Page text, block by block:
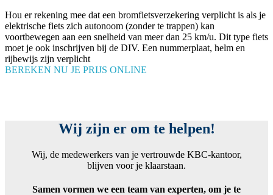
Hou er rekening mee dat een bromfietsverzekering verplicht is als je
elektrische fiets zich autonoom (zonder te trappen) kan
voortbewegen aan een snelheid van meer dan 25 km/u. Dit type fiets
moet je ook inschrijven bij de DIV. Een nummerplaat, helm en
rijbewijs zijn verplicht
BEREKEN NU JE PRIJS ONLINE
Wij zijn er om te helpen!
Wij, de medewerkers van je vertrouwde KBC-kantoor,
blijven voor je klaarstaan.
Samen vormen we een team van experten, om je te